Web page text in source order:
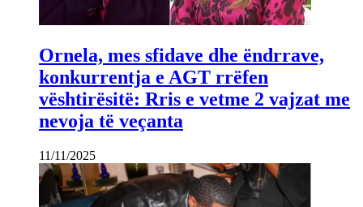
Ornela, mes sfidave dhe ëndrrave,
konkurrentja e AGT rrëfen
vështirësitë: Rris e vetme 2 vajzat me
nevoja të veçanta
11/11/2025